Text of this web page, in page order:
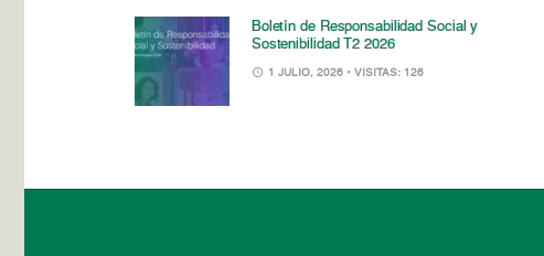
Boletín de Responsabilidad Social y
Sostenibilidad T2 2026
1 JULIO, 2026 • VISITAS: 126